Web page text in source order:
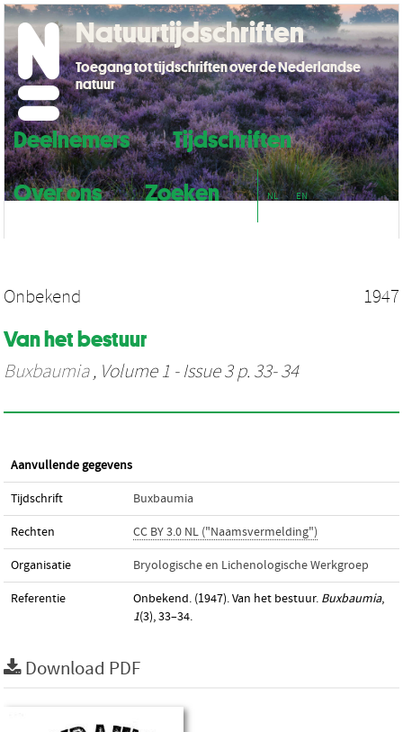
Deelnemers
Tijdschriften
Over ons
Zoeken NL EN
Natuurtijdschriften
Toegang tot tijdschriften over de Nederlandse
natuur
Onbekend 1947
Van het bestuur
Buxbaumia, Volume 1 - Issue 3 p. 33- 34
Aanvullende gegevens
Tijdschrift Buxbaumia
Rechten CC BY 3.0 NL ("Naamsvermelding")
Organisatie Bryologische en Lichenologische Werkgroep
Referentie Onbekend. (1947). Van het bestuur. Buxbaumia,
1(3), 33–34.
Download PDF